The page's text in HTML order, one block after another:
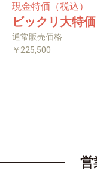
現金特価（税込）
ビックリ大特価
通常販売価格
￥225,500
営